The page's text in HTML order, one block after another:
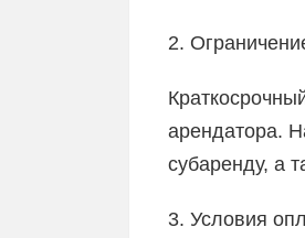
2.
арендатора.
субаренду, а
3. Условия